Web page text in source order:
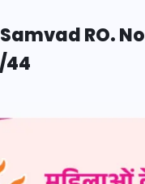
RO. No
44